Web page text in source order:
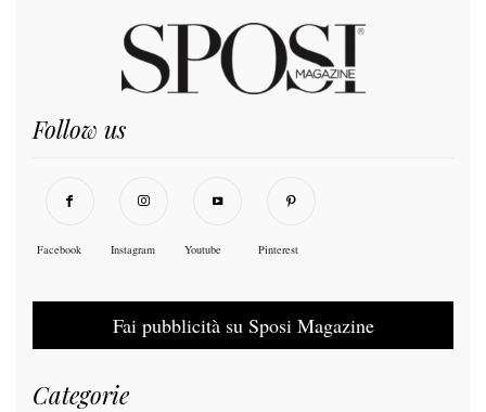
Follow us
Facebook Instagram Youtube Pinterest
Fai pubblicità su Sposi Magazine
Categorie